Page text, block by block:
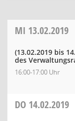
MI 13.02.2019
(13.02.2019 bis
des
16:00-17:00 Uhr
DO 14.02.2019